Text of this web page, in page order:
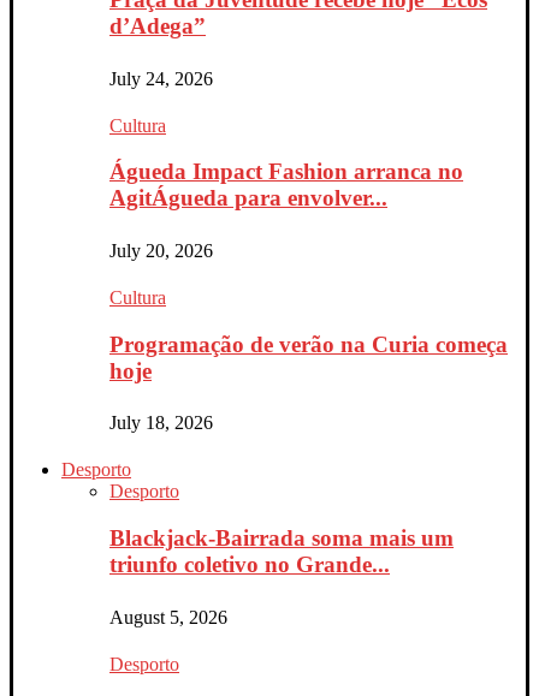
d’Adega”
July 24, 2026
Cultura
Águeda Impact Fashion arranca no
AgitÁgueda para envolver...
July 20, 2026
Cultura
Programação de verão na Curia começa
hoje
July 18, 2026
Desporto
Desporto
Blackjack-Bairrada soma mais um
triunfo coletivo no Grande...
August 5, 2026
Desporto